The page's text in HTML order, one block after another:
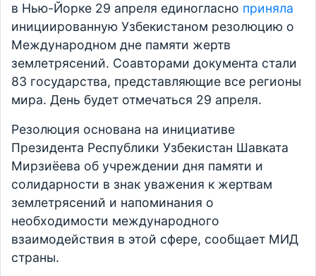
в Нью-Йорке 29 апреля единогласно приняла
инициированную Узбекистаном резолюцию о
Международном дне памяти жертв
землетрясений. Соавторами документа стали
83 государства, представляющие все регионы
мира. День будет отмечаться 29 апреля.
Резолюция основана на инициативе
Президента Республики Узбекистан Шавката
Мирзиёева об учреждении дня памяти и
солидарности в знак уважения к жертвам
землетрясений и напоминания о
необходимости международного
взаимодействия в этой сфере, сообщает МИД
страны.